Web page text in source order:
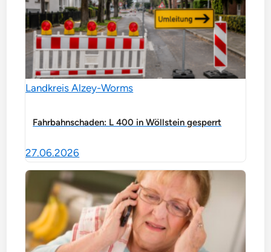
Landkreis Alzey-Worms
Fahrbahnschaden: L 400 in Wöllstein gesperrt
27.06.2026